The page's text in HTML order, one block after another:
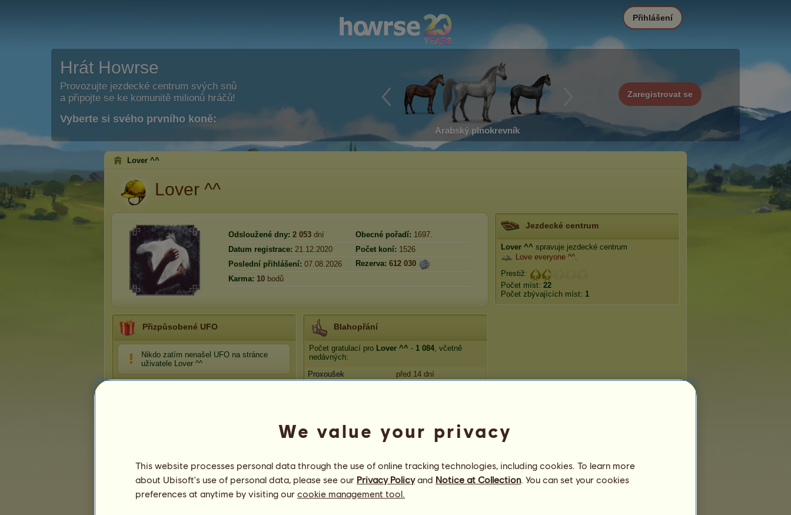
Hrát Howrse
Provozujte jezdecké centrum svých snů
a připojte se ke komunitě milionů hráčů!
Vyberte si svého prvního koně:
Arabský plnokrevník
Zaregistrovat se
Přihlášení
Lover ^^
Lover ^^
Odsloužené dny: 2 053 dní Obecné pořadí: 1697.
Datum registrace: 21.12.2020 Počet koní: 1526
Poslední přihlášení: 07.08.2026 Rezerva: 612 030
Karma: 10 bodů
Přizpůsobené UFO
Nikdo zatím nenašel UFO na stránce
uživatele Lover ^^
Blahopřání
Počet gratulací pro Lover ^^ - 1 084, včetně
nedávných:
Proxoušek
před 14 dní
jitka.kk
před 27 dní
Oblíbení koně
Jezdecké centrum
Lover ^^ spravuje jezdecké centrum
Love everyone ^^.
Prestiž:
Počet míst: 22
Počet zbývajících míst: 1
We value your privacy
This website processes personal data through the use of online tracking technologies, including cookies. To learn more
about Ubisoft's use of personal data, please see our Privacy Policyand Notice at Collection. You can set your cookies
preferences at anytime by visiting our cookie management tool.